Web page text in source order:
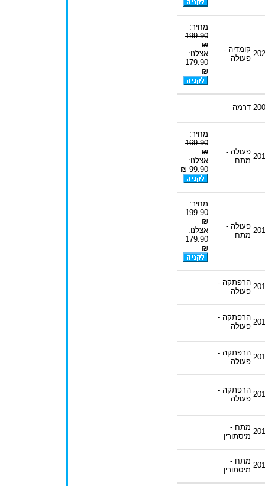
קומדיה -
פעולה
מחיר:
199.90
₪
אצלנו:
179.90
₪
דרמה
פעולה -
מתח
מחיר:
169.90
₪
אצלנו:
99.90 ₪
פעולה -
מתח
מחיר:
199.90
₪
אצלנו:
179.90
₪
הרפתקה -
פעולה
הרפתקה -
פעולה
הרפתקה -
פעולה
הרפתקה -
פעולה
מתח -
מיסתורין
מתח -
מיסתורין